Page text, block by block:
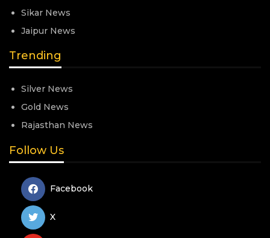
Sikar News
Jaipur News
Trending
Silver News
Gold News
Rajasthan News
Follow Us
Facebook
X